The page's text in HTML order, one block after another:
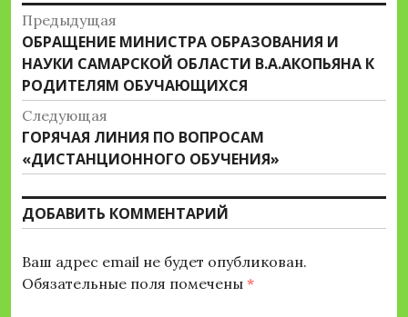
Навигация
по
записям
Предыдущая
Предыдущая
запись:
ОБРАЩЕНИЕ МИНИСТРА ОБРАЗОВАНИЯ И
НАУКИ САМАРСКОЙ ОБЛАСТИ В.А.АКОПЬЯНА К
РОДИТЕЛЯМ ОБУЧАЮЩИХСЯ
Следующая
Следующая
запись:
ГОРЯЧАЯ ЛИНИЯ ПО ВОПРОСАМ
«ДИСТАНЦИОННОГО ОБУЧЕНИЯ»
ДОБАВИТЬ КОММЕНТАРИЙ
Ваш адрес email не будет опубликован.
Обязательные поля помечены *